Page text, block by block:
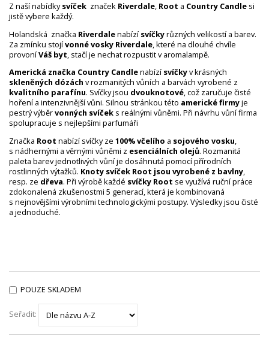
Z naší nabídkysvíček značek Riverdale, Root a Country Candle si
jistě vybere každý.
Holandská značka Riverdalenabízí svíčkyrůzných velikostí a barev.
Za zmínku stojívonné vosky Riverdale , které na dlouhé chvíle
provoníVáš byt , stačí je nechat rozpustit v aromalampě.
Americká značka Country Candlenabízí svíčkyv krásných
skleněných dózách v rozmanitých vůních a barvách vyrobené z
kvalitního parafínu. Svíčky jsou dvouknotové, což zaručuje čisté
hoření a intenzivnější vůni. Silnou stránkou této americké firmyje
pestrý výběrvonných svíček s reálnými vůněmi. Při návrhu vůní firma
spolupracuje s nejlepšími parfumáři
Značka Root nabízí svíčky ze 100% včelího a sojového vosku,
s nádhernými a věrnými vůněmi z esenciálních olejů. Rozmanitá
paleta barev jednotlivých vůní je dosáhnutá pomocí přírodních
rostlinných výtažků. Knoty svíček Root jsou vyrobené z bavlny,
resp. ze dřeva. Při výrobě každé svíčky Root se využívá ruční práce
zdokonalená zkušenostmi 5 generací, která je kombinovaná
s nejnovějšími výrobními technologickými postupy. Výsledky jsou čisté
a jednoduché.
POUZE SKLADEM
Seřadit: